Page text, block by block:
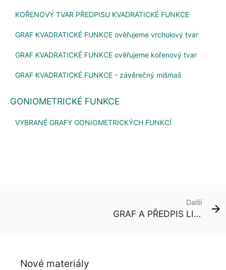
KOŘENOVÝ TVAR PŘEDPISU KVADRATICKÉ FUNKCE
GRAF KVADRATICKÉ FUNKCE ověřujeme vrcholový tvar
GRAF KVADRATICKÉ FUNKCE ověřujeme kořenový tvar
GRAF KVADRATICKÉ FUNKCE - závěrečný mišmaš
GONIOMETRICKÉ FUNKCE
VYBRANÉ GRAFY GONIOMETRICKÝCH FUNKCÍ
Další
GRAF A PŘEDPIS LINEÁRNÍ FUNKCE
Nové materiály